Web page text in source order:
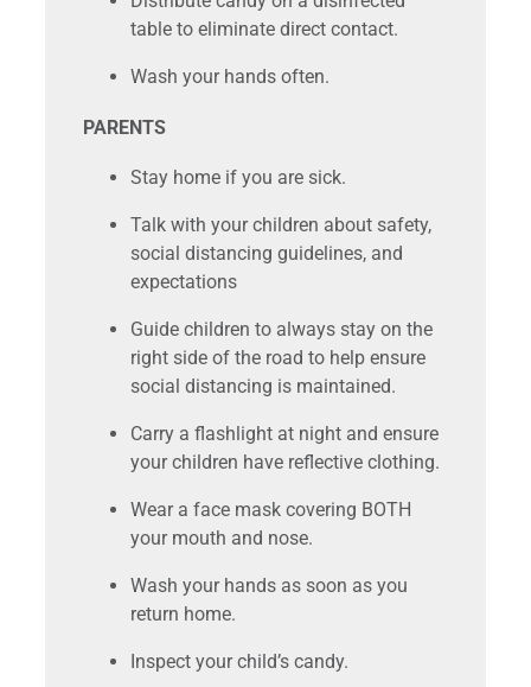
table to eliminate direct contact.
Wash your hands often.
PARENTS
Stay home if you are sick.
Talk with your children about safety,
social distancing guidelines, and
expectations
Guide children to always stay on the
right side of the road to help ensure
social distancing is maintained.
Carry a flashlight at night and ensure
your children have reflective clothing.
Wear a face mask covering BOTH
your mouth and nose.
Wash your hands as soon as you
return home.
Inspect your child’s candy.